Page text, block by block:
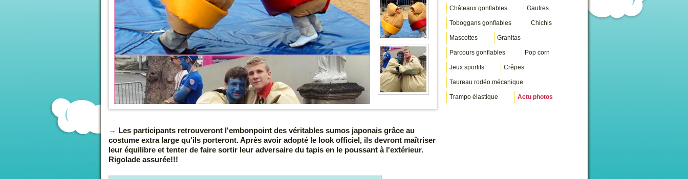
Les participants retrouveront l'embonpoint des véritables sumos japonais grâce au
costume extra large qu'ils porteront. Après avoir adopté le look officiel, ils devront maîtriser
leur équilibre et tenter de faire sortir leur adversaire du tapis en le poussant à l'extérieur.
Rigolade assurée!!!
Châteaux gonflables Gaufres
Toboggans gonflables Chichis
Mascottes Granitas
Parcours gonflables Pop corn
Jeux sportifs Crêpes
Taureau rodéo mécanique
Trampo élastique Actu photos